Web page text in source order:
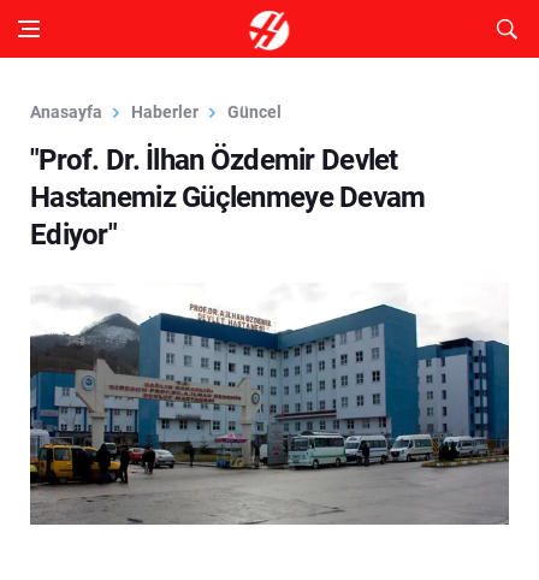
Anasayfa Haberler Güncel
"Prof. Dr. İlhan Özdemir Devlet
Hastanemiz Güçlenmeye Devam
Ediyor"